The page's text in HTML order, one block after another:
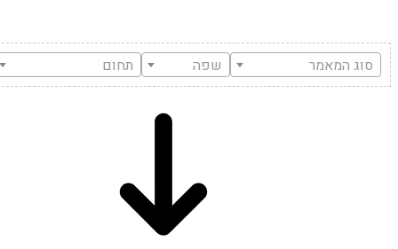
סוג המאמר שפה תחום